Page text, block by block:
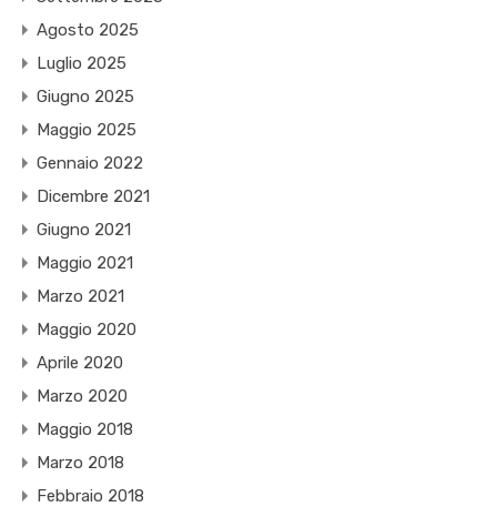
Agosto 2025
Luglio 2025
Giugno 2025
Maggio 2025
Gennaio 2022
Dicembre 2021
Giugno 2021
Maggio 2021
Marzo 2021
Maggio 2020
Aprile 2020
Marzo 2020
Maggio 2018
Marzo 2018
Febbraio 2018